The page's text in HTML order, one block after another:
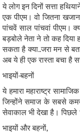
ये लोग इन दिनों सत्ता
एक पीएम। वो जितना
पांचवें साल पांचवां पीएम।
बड़बोले नेता ने तो कह
सकता है क्या..जरा मन से
अब ये ही एक रास्ता बचा है
भाइयों-बहनों
ये हमारा महाराष्ट्र
जिन्होंने समाज के सबसे
सेवाकाल भी देखा है। पिछले
भाइयों और बहनों,